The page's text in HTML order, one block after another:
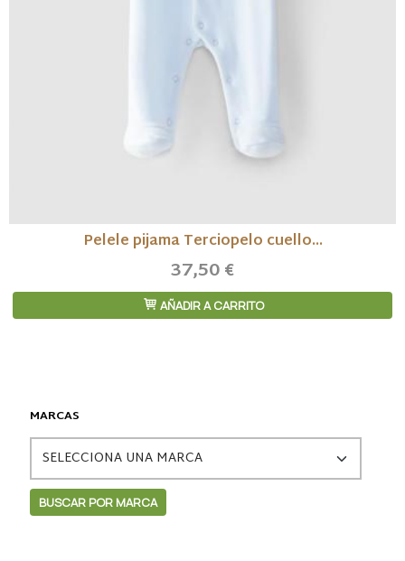
MARCAS
Pelele pijama Terciopelo cuello...
37,50 €
AÑADIR A CARRITO